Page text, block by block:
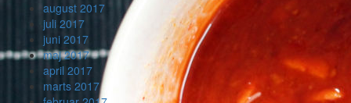
august 2017
juli 2017
juni 2017
maj 2017
april 2017
marts 2017